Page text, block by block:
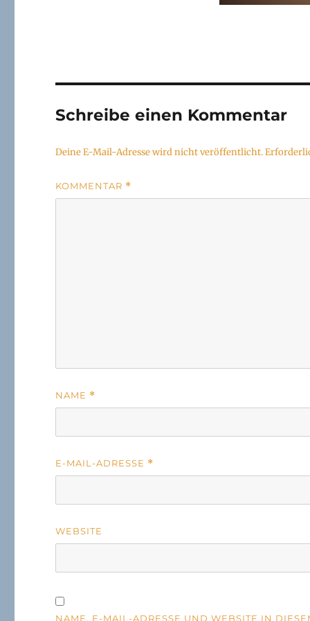
Schreibe einen Kommentar
Deine E-Mail-Adresse wird nicht veröffentlicht.
KOMMENTAR *
NAME *
E-MAIL-ADRESSE *
WEBSITE
NAME, E-MAIL-ADRESSE UND WEBSITE IN